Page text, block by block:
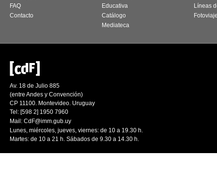
FAQ
Contacto
Educativa
Catálogo
Mediateca
Líneas
Av. 18 de Julio 885
(entre Andes y Convención)
CP 11100. Montevideo. Uruguay
Tel: [598 2] 1950 7960
Mail: CdF@imm.gub.uy
Lunes, miércoles, jueves, viernes: de 10 a 19.30 h.
Martes: de 10 a 21 h. Sábados de 9.30 a 14.30 h.